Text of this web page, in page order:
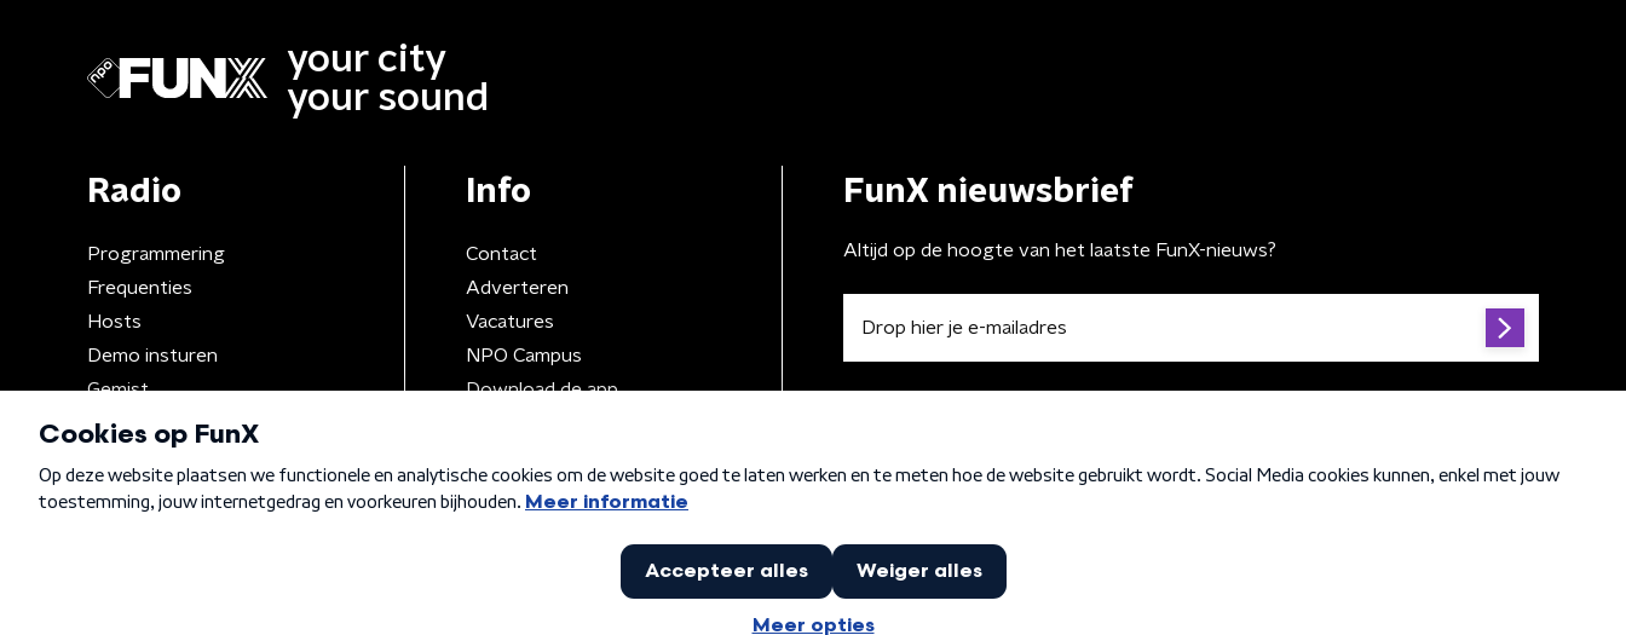
your city
your sound
Radio
Programmering
Frequenties
Hosts
Demo insturen
Gemist
Info
Contact
Adverteren
Vacatures
NPO Campus
Download de app
FunX nieuwsbrief
Altijd op de hoogte van het laatste FunX-nieuws?
Algemene voorwaarden Privacybeleid